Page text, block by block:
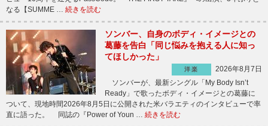
なる【SUMME … 続きを読む
ソンバー、自身のボディ・イメージとの
葛藤を告白「同じ悩みを抱える人に知っ
てほしかった」
洋楽
2026年8月7日
ソンバーが、最新シングル「My Body Isn’t
Ready」で歌ったボディ・イメージとの葛藤に
ついて、現地時間2026年8月5日に公開された米バラエティのインタビューで率
直に語った。 同誌の『Power of Youn … 続きを読む